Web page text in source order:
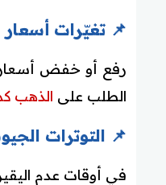
📌 تغيّرات أسعار
رفع أو خفض أسعار
الطلب على الذهب
📌 التوترات
في أوقات عدم